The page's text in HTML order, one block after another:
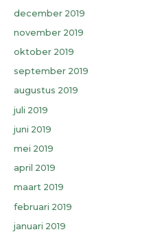
december 2019
november 2019
oktober 2019
september 2019
augustus 2019
juli 2019
juni 2019
mei 2019
april 2019
maart 2019
februari 2019
januari 2019